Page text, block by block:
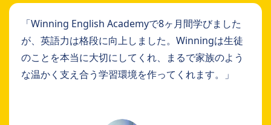
「Winning English Academyで8ヶ月間学びました
が、英語力は格段に向上しました。Winningは生徒
のことを本当に大切にしてくれ、まるで家族のよう
な温かく支え合う学習環境を作ってくれます。」